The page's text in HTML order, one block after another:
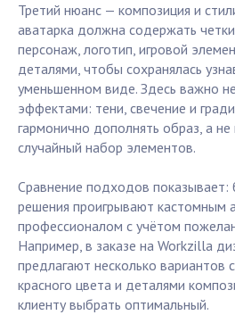
Третий нюанс — композиция и
аватарка должна содержать
персонаж, логотип, игровой
деталями, чтобы сохранялась
уменьшенном виде. Здесь важно
эффектами: тени, свечение и
гармонично дополнять образ, а
случайный набор элементов.
Сравнение подходов
решения проигрывают кастомным
профессионалом с учётом
Например, в заказе на Workzilla
предлагают несколько вариантов
красного цвета и деталями
клиенту выбрать оптимальный.